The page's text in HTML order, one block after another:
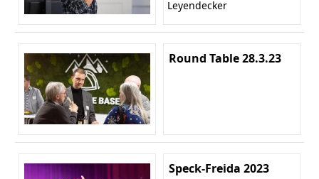
Leyendecker
Round Table 28.3.23
Speck-Freida 2023